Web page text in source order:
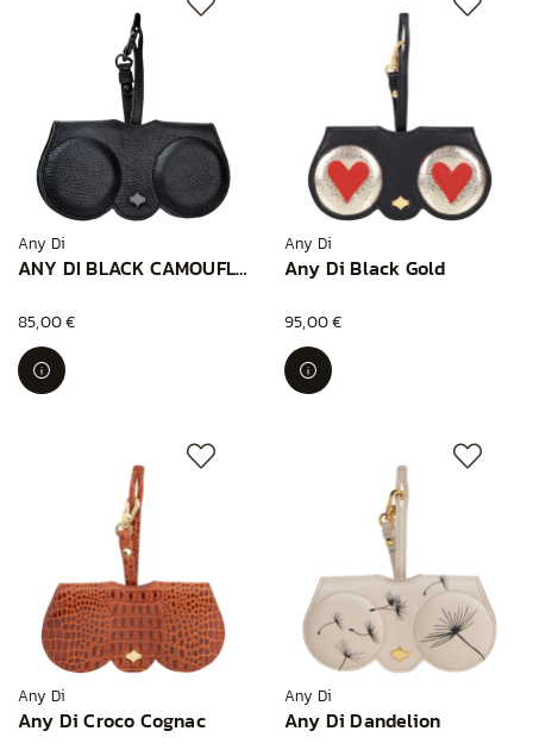
Any Di
ANY DI BLACK CAMOUFLAGE
85,00 €
Any Di
Any Di Black Gold
95,00 €
Any Di
Any Di Croco Cognac
Any Di
Any Di Dandelion